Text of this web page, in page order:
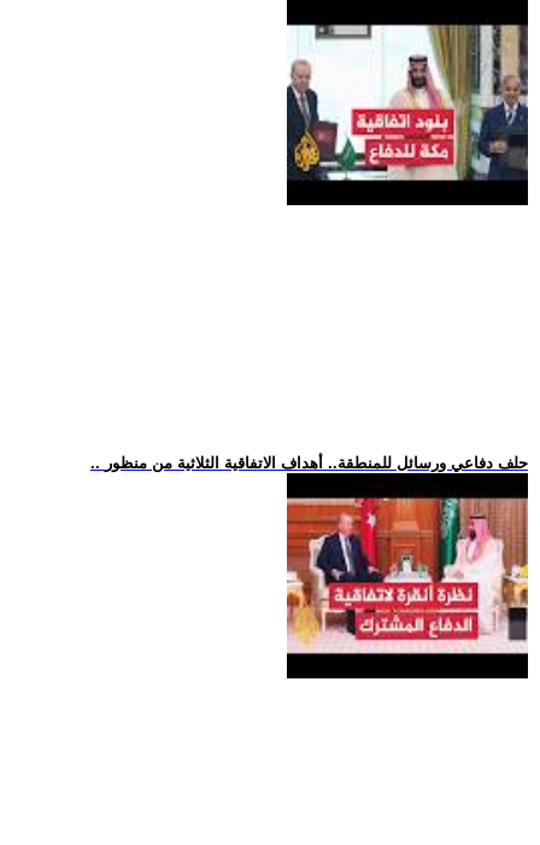
.. حلف دفاعي ورسائل للمنطقة.. أهداف الاتفاقية الثلاثية من منظور